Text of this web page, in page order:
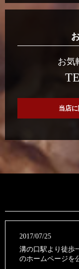
お気
当店
2017/07/25
溝の口駅より徒歩
のホームページを